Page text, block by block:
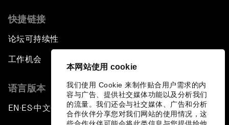
本网站使用 cookie
我们使用 Cookie 来制作贴合用户需求的内
容与广告、提供社交媒体功能以及分析我们
的流量。我们还会与社交媒体、广告和分析
合作伙伴分享您对我们网站的使用情况，这
快捷链接
论坛可持续性
工作机会
语言版本
EN ▪ES▪中文▪ 日本語